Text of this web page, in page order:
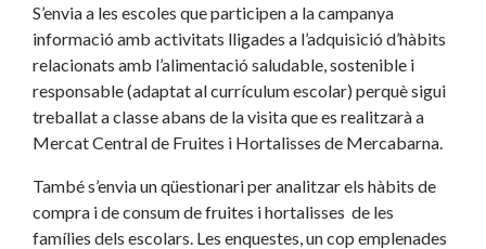
S’envia a les escoles que participen a la campanya
informació amb activitats lligades a l’adquisició d’hàbits
relacionats amb l’alimentació saludable, sostenible i
responsable (adaptat al currículum escolar) perquè sigui
treballat a classe abans de la visita que es realitzarà a
Mercat Central de Fruites i Hortalisses de Mercabarna.
També s’envia un qüestionari per analitzar els hàbits de
compra i de consum de fruites i hortalisses de les
famílies dels escolars. Les enquestes, un cop emplenades